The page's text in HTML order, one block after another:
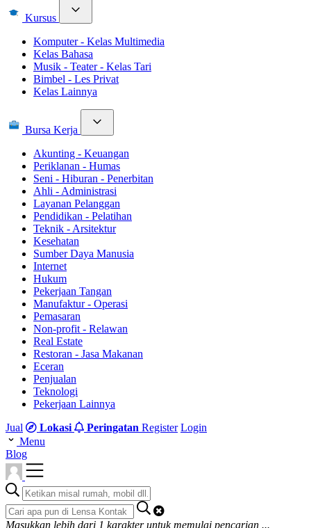
Kursus
Komputer - Kelas Multimedia
Kelas Bahasa
Musik - Teater - Kelas Tari
Bimbel - Les Privat
Kelas Lainnya
Bursa Kerja
Akunting - Keuangan
Periklanan - Humas
Seni - Hiburan - Penerbitan
Ahli - Administrasi
Layanan Pelanggan
Pendidikan - Pelatihan
Teknik - Arsitektur
Kesehatan
Sumber Daya Manusia
Internet
Hukum
Pekerjaan Tangan
Manufaktur - Operasi
Pemasaran
Non-profit - Relawan
Real Estate
Restoran - Jasa Makanan
Eceran
Penjualan
Teknologi
Pekerjaan Lainnya
Jual
Lokasi Peringatan Register Login
Menu
Blog
Masukkan lebih dari 1 karakter untuk memulai pencarian ...